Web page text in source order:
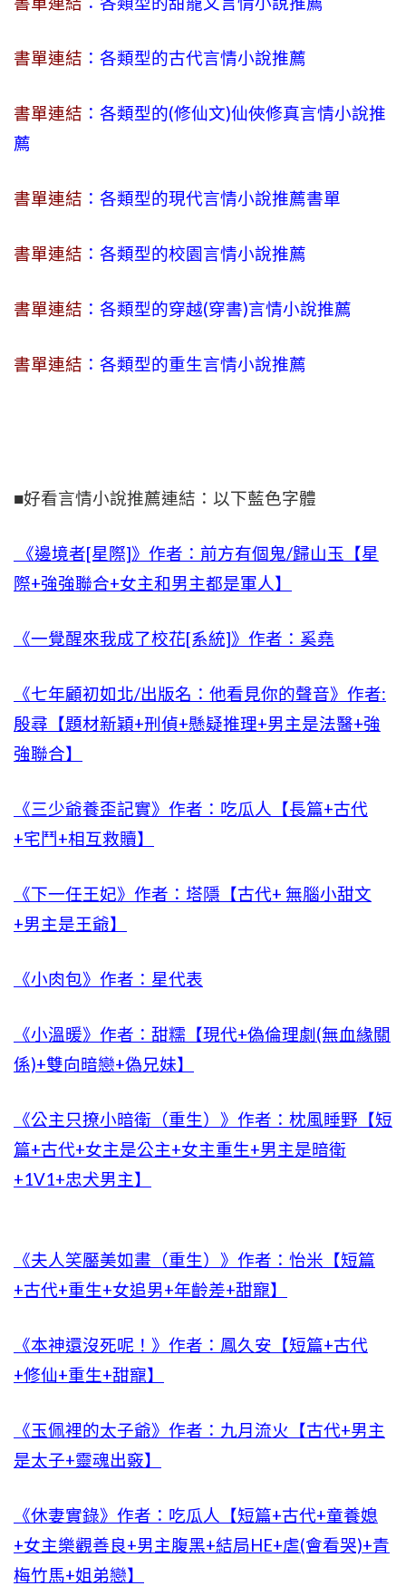
書單連結 ：各類型的古代言情小說推薦
書單連結 ：各類型的(修仙文)仙俠修真言情小說推
薦
書單連結 ：各類型的現代言情小說推薦書單
書單連結 ：各類型的校園言情小說推薦
書單連結 ：各類型的穿越(穿書)言情小說推薦
書單連結 ：各類型的重生言情小說推薦
■好看言情小說推薦連結：以下藍色字體
《邊境者[星際]》作者：前方有個鬼/歸山玉【星
際+強強聯合+女主和男主都是軍人】
《一覺醒來我成了校花[系統]》作者：奚堯
《七年顧初如北/出版名：他看見你的聲音》作者:
殷尋【題材新穎+刑偵+懸疑推理+男主是法醫+強
強聯合】
《三少爺養歪記實》作者：吃瓜人【長篇+古代
+宅鬥+相互救贖】
《下一任王妃》作者：塔隱【古代+ 無腦小甜文
+男主是王爺】
《小肉包》作者：星代表
《小溫暖》作者：甜糯【現代+偽倫理劇(無血緣關
係)+雙向暗戀+偽兄妹】
《公主只撩小暗衛（重生）》作者：枕風睡野【短
篇+古代+女主是公主+女主重生+男主是暗衛
+1V1+忠犬男主】
《夫人笑靨美如畫（重生）》作者：怡米【短篇
+古代+重生+女追男+年齡差+甜寵】
《本神還沒死呢！》作者：鳳久安【短篇+古代
+修仙+重生+甜寵】
《玉佩裡的太子爺》作者：九月流火【古代+男主
是太子+靈魂出竅】
《休妻實錄》作者：吃瓜人【短篇+古代+童養媳
+女主樂觀善良+男主腹黑+結局HE+虐(會看哭)+青
梅竹馬+姐弟戀】